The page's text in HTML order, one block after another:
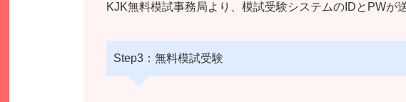
KJK無料模試事務局より、模試受験システムのIDとPWが
Step3：無料模試受験